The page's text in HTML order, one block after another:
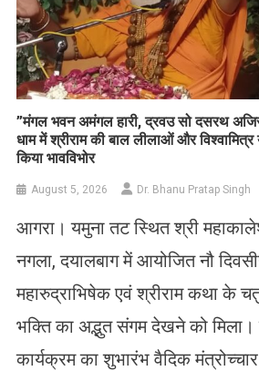
​”मंगल भवन अमंगल हारी, द्रवउ सो दसरथ अजिर
धाम में श्रीराम की बाल लीलाओं और
किया भावविभोर
August 5, 2026 Dr. Bhanu Pratap Singh
आगरा। यमुना तट स्थित श्री
नगला, दयालबाग में आयोजित नौ
महारुद्राभिषेक एवं श्रीराम कथा के
भक्ति का अद्भुत संगम देखने को मिला।
कार्यक्रम का शुभारंभ वैदिक